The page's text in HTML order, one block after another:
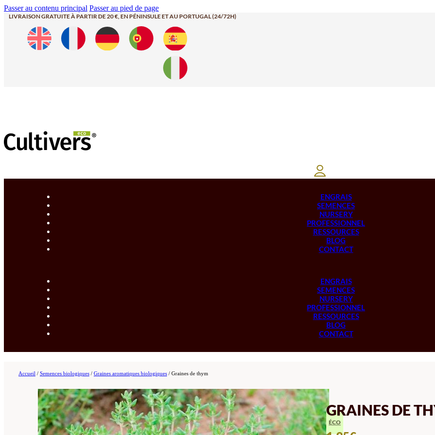
Passer au contenu principal Passer au pied de page
LIVRAISON GRATUITE À PARTIR DE 20 €, EN PÉNINSULE ET AU PORTUGAL (24/72H)
ENGRAIS
SEMENCES
NURSERY
PROFESSIONNEL
RESSOURCES
BLOG
CONTACT
ENGRAIS
SEMENCES
NURSERY
PROFESSIONNEL
RESSOURCES
BLOG
CONTACT
Accueil / Semences biologiques / Graines aromatiques biologiques / Graines de thym
GRAINES DE
ÉCO